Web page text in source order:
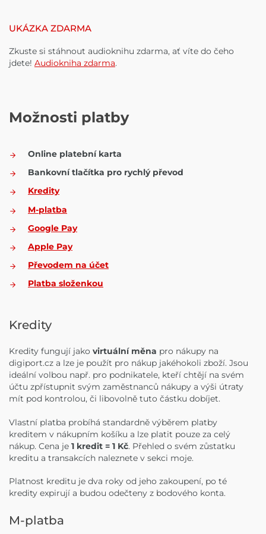
UKÁZKA ZDARMA
Zkuste si stáhnout audioknihu zdarma, ať víte do čeho
jdete! Audiokniha zdarma.
Možnosti platby
Online platební karta
Bankovní tlačítka pro rychlý převod
Kredity
M-platba
Google Pay
Apple Pay
Převodem na účet
Platba složenkou
Kredity
Kredity fungují jako virtuální měna pro nákupy na
digiport.cz a lze je použít pro nákup jakéhokoli zboží. Jsou
ideální volbou např. pro podnikatele, kteří chtějí na svém
účtu zpřístupnit svým zaměstnanců nákupy a výši útraty
mít pod kontrolou, či libovolně tuto částku dobíjet.
Vlastní platba probíhá standardně výběrem platby
kreditem v nákupním košíku a lze platit pouze za celý
nákup. Cena je 1 kredit = 1 Kč. Přehled o svém zůstatku
kreditu a transakcích naleznete v sekci moje.
Platnost kreditu je dva roky od jeho zakoupení, po té
kredity expirují a budou odečteny z bodového konta.
M-platba